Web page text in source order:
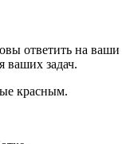
ответить на ваши
ваших задач.
красным.